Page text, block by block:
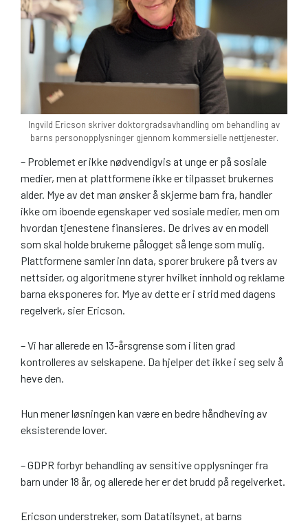
Ingvild Ericson skriver doktorgradsavhandling om behandling av
barns personopplysninger gjennom kommersielle nettjenester.
– Problemet er ikke nødvendigvis at unge er på sosiale
medier, men at plattformene ikke er tilpasset brukernes
alder. Mye av det man ønsker å skjerme barn fra, handler
ikke om iboende egenskaper ved sosiale medier, men om
hvordan tjenestene finansieres. De drives av en modell
som skal holde brukerne pålogget så lenge som mulig.
Plattformene samler inn data, sporer brukere på tvers av
nettsider, og algoritmene styrer hvilket innhold og reklame
barna eksponeres for. Mye av dette er i strid med dagens
regelverk, sier Ericson.
– Vi har allerede en 13-årsgrense som i liten grad
kontrolleres av selskapene. Da hjelper det ikke i seg selv å
heve den.
Hun mener løsningen kan være en bedre håndheving av
eksisterende lover.
– GDPR forbyr behandling av sensitive opplysninger fra
barn under 18 år, og allerede her er det brudd på regelverket.
Ericson understreker, som Datatilsynet, at barns